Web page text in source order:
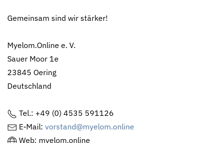
Gemeinsam sind wir stärker!
Myelom.Online e. V.
Sauer Moor 1e
23845 Oering
Deutschland
Tel.: +49 (0) 4535 591126
E-Mail: vorstand@myelom.online
Web: myelom.online